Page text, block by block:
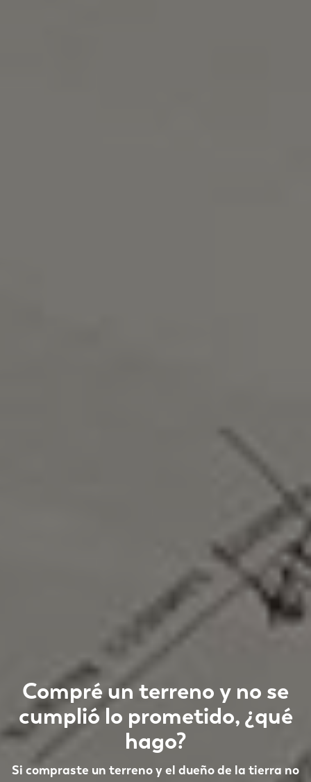
Compré un terreno y no se
cumplió lo prometido, ¿qué
hago?
Si compraste un terreno y el dueño de la tierra no